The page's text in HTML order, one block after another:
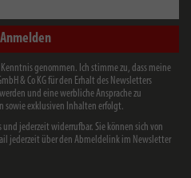
genommen. Ich stimme zu, dass meine
& Co KG für den Erhalt des Newsletters
und eine werbliche Ansprache zu
sowie exklusiven Inhalten erfolgt.
jederzeit widerrufbar. Sie können sich von
jederzeit über den Abmeldelink im Newsletter